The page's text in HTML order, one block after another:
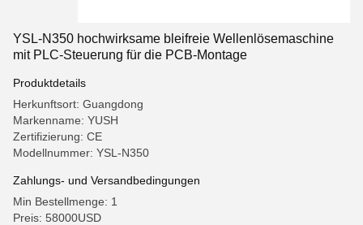
YSL-N350 hochwirksame bleifreie Wellenlösemaschine
mit PLC-Steuerung für die PCB-Montage
Produktdetails
Herkunftsort: Guangdong
Markenname: YUSH
Zertifizierung: CE
Modellnummer: YSL-N350
Zahlungs- und Versandbedingungen
Min Bestellmenge: 1
Preis: 58000USD